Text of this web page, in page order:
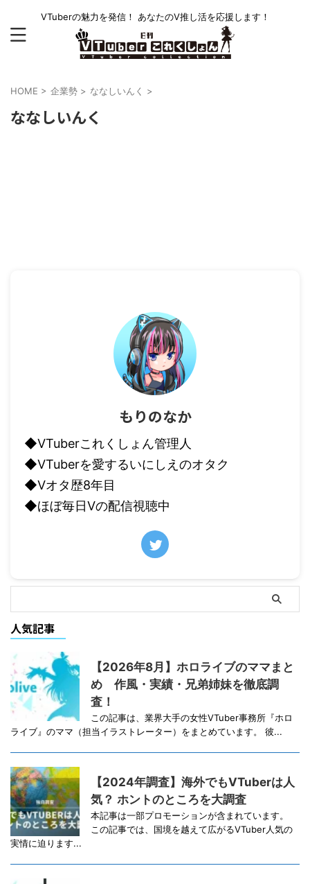
VTuberの魅力を発信！ あなたのV推し活を応援します！
HOME > 企業勢 > ななしいんく >
ななしいんく
もりのなか
◆VTuberこれくしょん管理人
◆VTuberを愛するいにしえのオタク
◆Vオタ歴8年目
◆ほぼ毎日Vの配信視聴中
人気記事
【2026年8月】ホロライブのママまと
め 作風・実績・兄弟姉妹を徹底調
査！
この記事は、業界大手の女性VTuber事務所『ホロ
ライブ』のママ（担当イラストレーター）をまとめています。 彼...
【2024年調査】海外でもVTuberは人
気？ ホントのところを大調査
本記事は一部プロモーションが含まれています。
この記事では、国境を越えて広がるVTuber人気の
実情に迫ります...